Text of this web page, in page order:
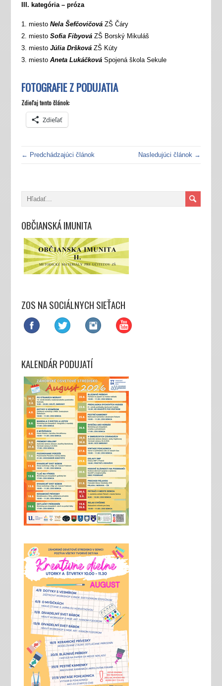
III. kategória – próza
1. miestoNela ŠefčovičováZŠ Čáry
2. miesto Sofia FibyováZŠ Borský Mikuláš
3. miesto Júlia Dršková ZŠ Kúty
3. miesto Aneta LukáčkováSpojená škola Sekule
FOTOGRAFIE Z PODUJATIA
Zdieľaj tento článok:
Zdieľať
← Predchádzajúci článok Nasledujúci článok →
OBČIANSKÁ IMUNITA
ZOS NA SOCIÁLNYCH SIEŤACH
KALENDÁR PODUJATÍ